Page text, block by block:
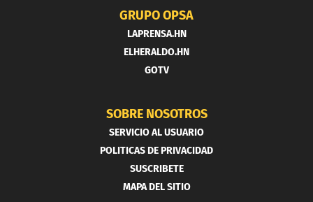
GRUPO OPSA
LAPRENSA.HN
ELHERALDO.HN
GOTV
SOBRE NOSOTROS
SERVICIO AL USUARIO
POLITICAS DE PRIVACIDAD
SUSCRIBETE
MAPA DEL SITIO